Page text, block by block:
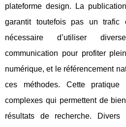
plateforme design. La
garantit toutefois pas un
nécessaire d’utiliser
communication pour profiter
numérique, et le référencement
ces méthodes. Cette pratique
complexes qui permettent de
résultats de recherche.